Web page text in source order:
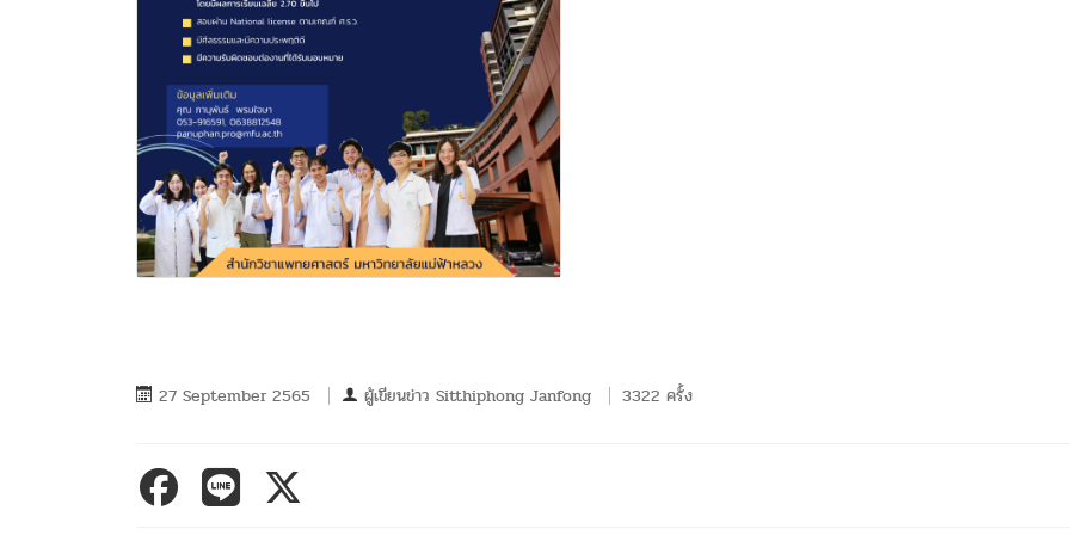
27 September 2565 ผู้เขียนข่าว Sitthiphong Janfong 3322 ครั้ง